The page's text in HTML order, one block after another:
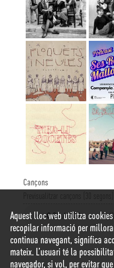
Cançons
Previsualitzar cançons (30 segons)
Aquest lloc web utilitza
recopilar informació per
continua navegant, significa
mateix. L’usuari té la
navegador, si vol, per evitar